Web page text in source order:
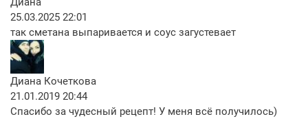
25.03.2025 22:01
так сметана выпаривается и соус загустевает
Диана Кочеткова
21.01.2019 20:44
Спасибо за чудесный рецепт! У меня всё получилось)